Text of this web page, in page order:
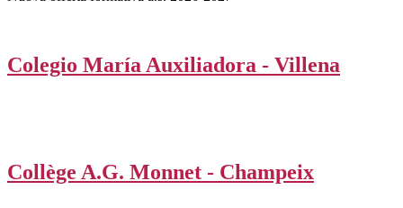
Colegio María Auxiliadora - Villena
Collège A.G. Monnet - Champeix